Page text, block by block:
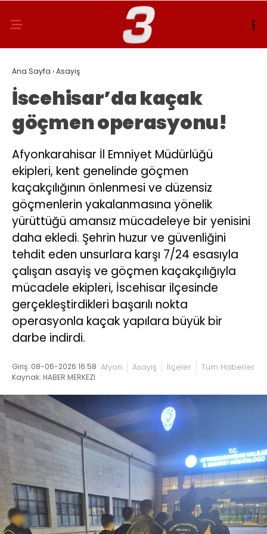
Ana Sayfa ›Asayiş
İscehisar’da kaçak
göçmen operasyonu!
Afyonkarahisar İl Emniyet Müdürlüğü
ekipleri, kent genelinde göçmen
kaçakçılığının önlenmesi ve düzensiz
göçmenlerin yakalanmasına yönelik
yürüttüğü amansız mücadeleye bir yenisini
daha ekledi. Şehrin huzur ve güvenliğini
tehdit eden unsurlara karşı 7/24 esasıyla
çalışan asayiş ve göçmen kaçakçılığıyla
mücadele ekipleri, İscehisar ilçesinde
gerçekleştirdikleri başarılı nokta
operasyonla kaçak yapılara büyük bir
darbe indirdi.
Giriş: 08-06-2026 16:58
Kaynak: HABER MERKEZI
Afyon Asayiş İlçeler Tüm Haberler